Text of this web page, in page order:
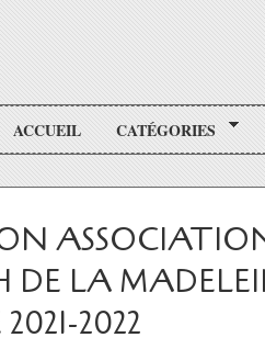
ACCUEIL CATÉGORIES
DE LA
2022